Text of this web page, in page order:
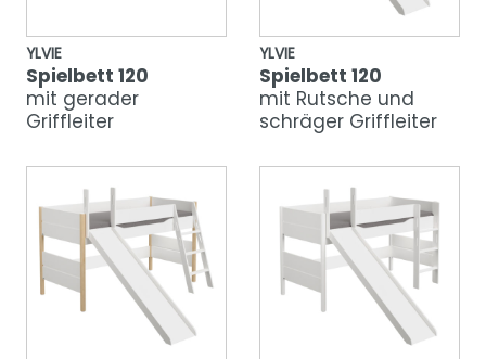
YLVIE
Spielbett 120
mit gerader
Griffleiter
YLVIE
Spielbett 120
mit Rutsche und
schräger Griffleiter